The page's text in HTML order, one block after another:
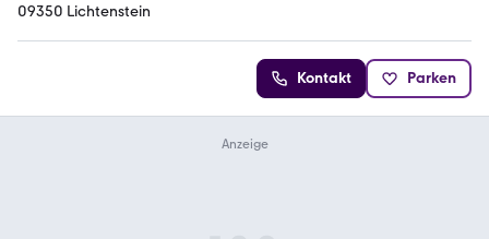
09350 Lichtenstein
Kontakt Parken